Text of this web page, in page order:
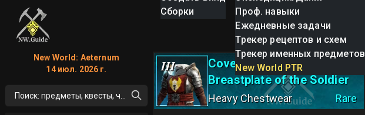
Сборки
Проф. навыки
Ежедневные задачи
Трекер рецептов и схем
Трекер именных предметов
New World PTR
III
Covenant Templar
Breastplate of the Soldier
Heavy Chestwear Rare
New World: Aeternum
14 июл. 2026 г.
Поиск: предметы, квесты, что угодно!